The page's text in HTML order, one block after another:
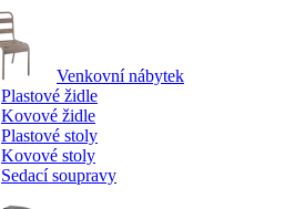
Venkovní nábytek
Plastové židle
Kovové židle
Plastové stoly
Kovové stoly
Sedací soupravy